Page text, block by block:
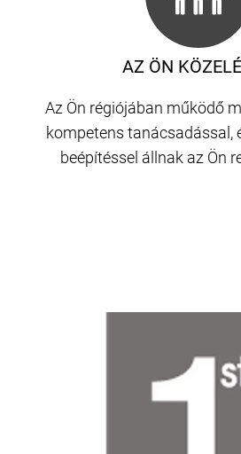
AZ ÖN
Az Ön régiójában működő
kompetens tanácsadással,
beépítéssel állnak az Ön